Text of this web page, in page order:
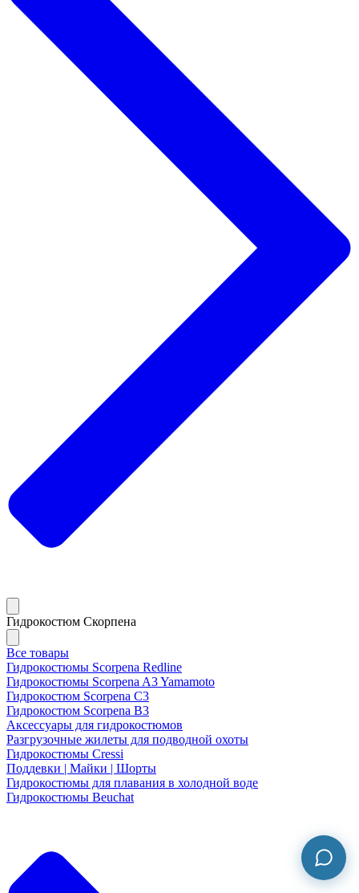
Гидрокостюм Скорпена
Все товары
Гидрокостюмы Scorpena Redline
Гидрокостюмы Scorpena A3 Yamamoto
Гидрокостюм Scorpena C3
Гидрокостюм Scorpena B3
Аксессуары для гидрокостюмов
Разгрузочные жилеты для подводной охоты
Гидрокостюмы Cressi
Поддевки | Майки | Шорты
Гидрокостюмы для плавания в холодной воде
Гидрокостюмы Beuchat